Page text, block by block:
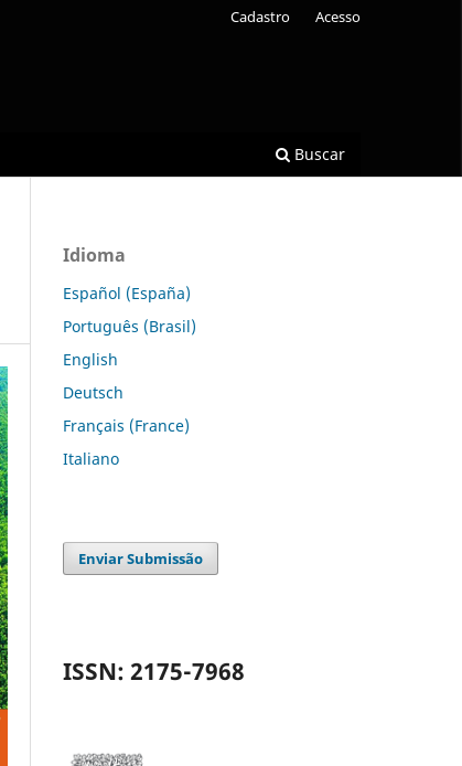
Buscar
Cadastro Acesso
Idioma
Español (España)
Português (Brasil)
English
Deutsch
Français (France)
Italiano
Enviar Submissão
ISSN: 2175-7968